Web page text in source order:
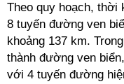
Theo quy hoạch, thời
8 tuyến đường ven
khoảng 137 km.
thành đường ven
với 4 tuyến đường